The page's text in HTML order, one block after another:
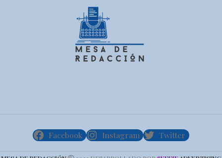
Facebook Instagram Twitter